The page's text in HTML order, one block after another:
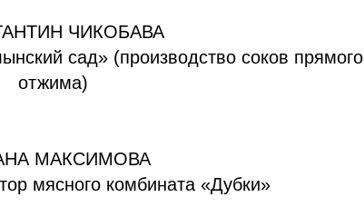
ЧИКОБАВА
сад» (производство соков прямого
отжима)
МАКСИМОВА
мясного комбината «Дубки»